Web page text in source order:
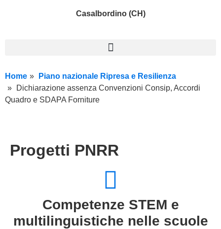
Casalbordino (CH)
Home
Piano nazionale Ripresa e Resilienza
Dichiarazione assenza Convenzioni Consip, Accordi
Quadro e SDAPA Forniture
Progetti PNRR
Competenze STEM e
multilinguistiche nelle scuole